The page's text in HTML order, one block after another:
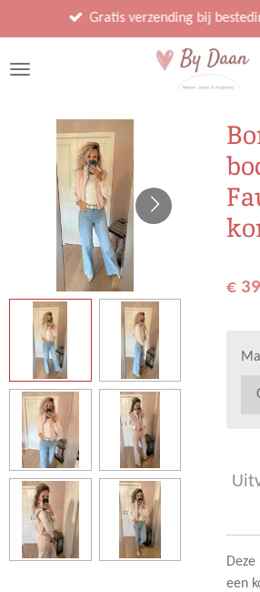
direct
naar
Gratis verzending bij
€
een